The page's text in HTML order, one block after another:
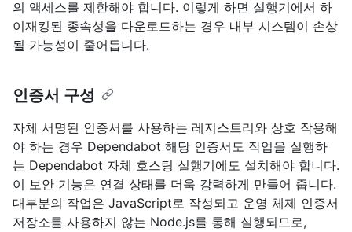
의 액세스를 제한해야 합니다. 이렇게 하면 실행기에서 하
이재킹된 종속성을 다운로드하는 경우 내부 시스템이 손상
될 가능성이 줄어듭니다.
인증서 구성
자체 서명된 인증서를 사용하는 레지스트리와 상호 작용해
야 하는 경우 Dependabot 해당 인증서도 작업을 실행하
는 Dependabot 자체 호스팅 실행기에도 설치해야 합니다.
이 보안 기능은 연결 상태를 더욱 강력하게 만들어 줍니다.
대부분의 작업은 JavaScript로 작성되고 운영 체제 인증서
저장소를 사용하지 않는 Node.js를 통해 실행되므로,